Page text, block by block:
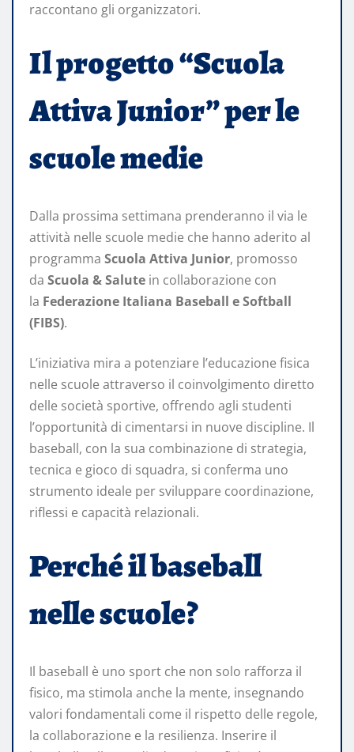
raccontano gli organizzatori.
Il progetto “Scuola
Attiva Junior” per le
scuole medie
Dalla prossima settimana prenderanno il via le
attività nelle scuole medie che hanno aderito al
programma Scuola Attiva Junior, promosso
da Scuola & Salute in collaborazione con
la Federazione Italiana Baseball e Softball
(FIBS).
L’iniziativa mira a potenziare l’educazione fisica
nelle scuole attraverso il coinvolgimento diretto
delle società sportive, offrendo agli studenti
l’opportunità di cimentarsi in nuove discipline. Il
baseball, con la sua combinazione di strategia,
tecnica e gioco di squadra, si conferma uno
strumento ideale per sviluppare coordinazione,
riflessi e capacità relazionali.
Perché il baseball
nelle scuole?
Il baseball è uno sport che non solo rafforza il
fisico, ma stimola anche la mente, insegnando
valori fondamentali come il rispetto delle regole,
la collaborazione e la resilienza. Inserire il